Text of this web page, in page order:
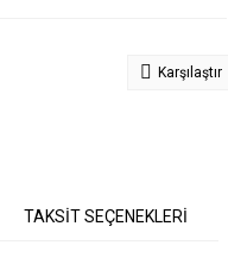
Karşılaştır
TAKSİT SEÇENEKLERİ